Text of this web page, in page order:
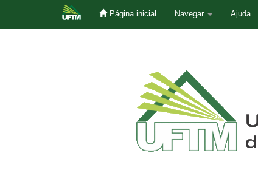
Página inicial Navegar Ajuda